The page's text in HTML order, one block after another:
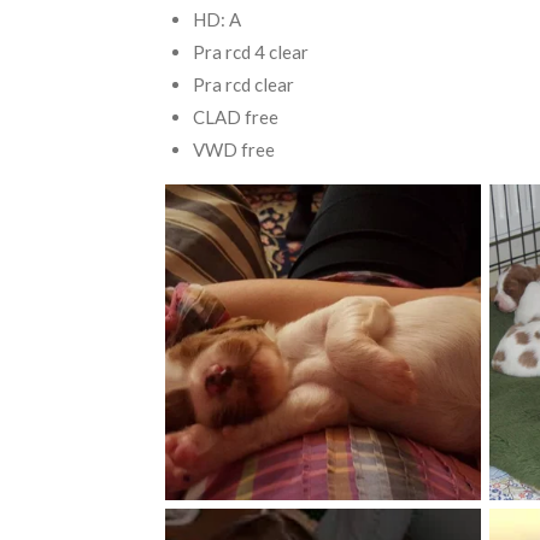
Pra rcd 4 clear
Pra rcd clear
CLAD free
VWD free